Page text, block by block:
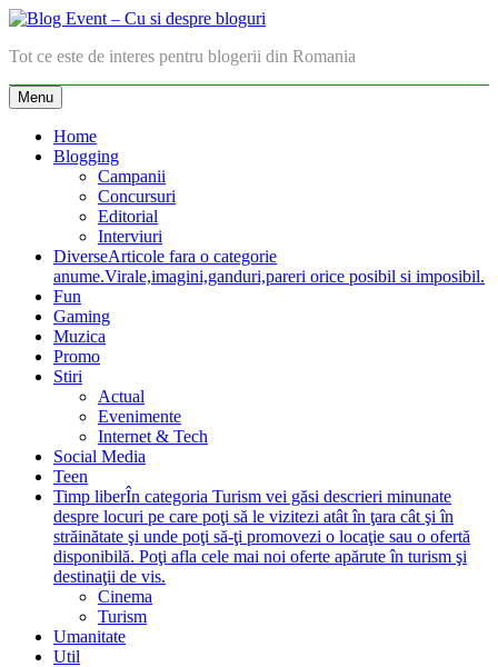
Skip
content
Blog Event – Cu si despre bloguri
Tot ce este de interes pentru blogerii din Romania
Menu
Home
Blogging
Campanii
Concursuri
Editorial
Interviuri
DiverseArticole fara o categorie
anume.Virale,imagini,ganduri,pareri orice posibil si imposibil.
Fun
Gaming
Muzica
Promo
Stiri
Actual
Evenimente
Internet & Tech
Social Media
Teen
Timp liberÎn categoria Turism vei găsi descrieri minunate
despre locuri pe care poţi să le vizitezi atât în ţara cât şi în
străinătate şi unde poţi să-ţi promovezi o locaţie sau o ofertă
disponibilă. Poţi afla cele mai noi oferte apărute în turism şi
destinaţii de vis.
Cinema
Turism
Umanitate
Util